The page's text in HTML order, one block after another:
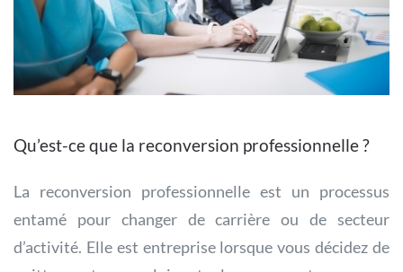
Qu’est-ce que la reconversion professionnelle ?
La reconversion professionnelle est un processus
entamé pour changer de carrière ou de secteur
d’activité. Elle est entreprise lorsque vous décidez de